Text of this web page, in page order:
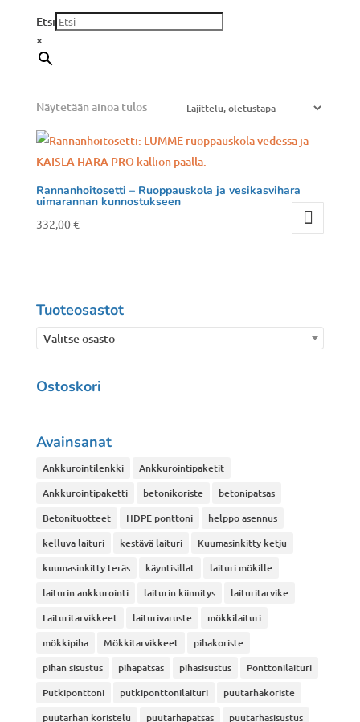
Etsi
×
Näytetään ainoa tulos
Rannanhoitosetti – Ruoppauskola ja vesikasvihara
uimarannan kunnostukseen
332,00€
Tuoteosastot
Valitse osasto
Ostoskori
Avainsanat
Ankkurointilenkki
Ankkurointipaketit
Ankkurointipaketti
betonikoriste
betonipatsas
Betonituotteet
HDPE ponttoni
helppo asennus
kelluva laituri
kestävä laituri
Kuumasinkitty ketju
kuumasinkitty teräs
käyntisillat
laituri mökille
laiturin ankkurointi
laiturin kiinnitys
laituritarvike
Laituritarvikkeet
laiturivaruste
mökkilaituri
mökkipiha
Mökkitarvikkeet
pihakoriste
pihan sisustus
pihapatsas pihasisustus
Ponttonilaituri
Putkiponttoni
putkiponttonilaituri
puutarhakoriste
puutarhan koristelu
puutarhapatsas puutarhasisustus